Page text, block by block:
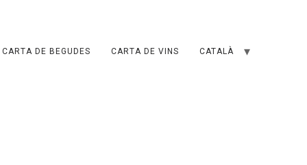
CARTA DE BEGUDES CARTA DE VINS CATALÀ